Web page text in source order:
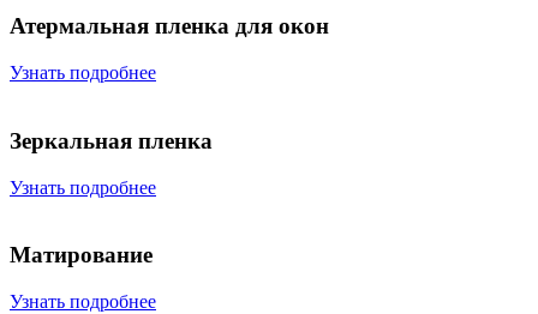
Атермальная пленка для окон
Узнать подробнее
Зеркальная пленка
Узнать подробнее
Матирование
Узнать подробнее